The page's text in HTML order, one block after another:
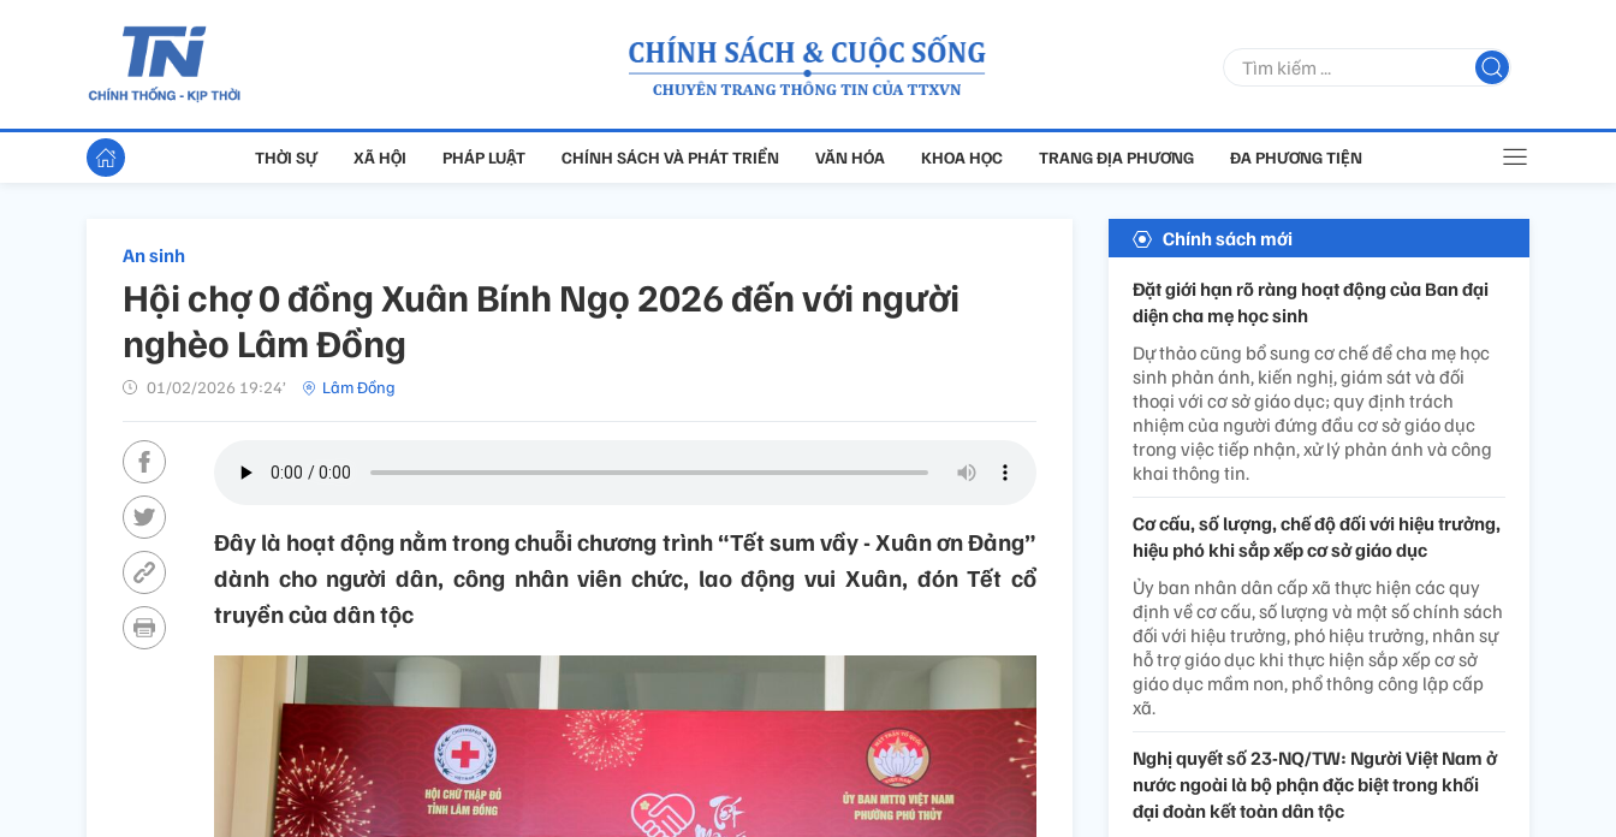
THỜI SỰ XÃ HỘI PHÁP LUẬT CHÍNH SÁCH VÀ PHÁT TRIỂN VĂN HÓA KHOA HỌC TRANG ĐỊA PHƯƠNG ĐA PHƯƠNG TIỆN
An sinh
Hội chợ 0 đồng Xuân Bính Ngọ 2026 đến với người
nghèo Lâm Đồng
01/02/2026 19:24’ Lâm Đồng
Đây là hoạt động nằm trong chuỗi chương trình “Tết sum vầy - Xuân ơn Đảng”
dành cho người dân, công nhân viên chức, lao động vui Xuân, đón Tết cổ
truyền của dân tộc
Chính sách mới
Đặt giới hạn rõ ràng hoạt động của Ban đại
diện cha mẹ học sinh
Dự thảo cũng bổ sung cơ chế để cha mẹ học
sinh phản ánh, kiến nghị, giám sát và đối
thoại với cơ sở giáo dục; quy định trách
nhiệm của người đứng đầu cơ sở giáo dục
trong việc tiếp nhận, xử lý phản ánh và công
khai thông tin.
Cơ cấu, số lượng, chế độ đối với hiệu trưởng,
hiệu phó khi sắp xếp cơ sở giáo dục
Ủy ban nhân dân cấp xã thực hiện các quy
định về cơ cấu, số lượng và một số chính sách
đối với hiệu trưởng, phó hiệu trưởng, nhân sự
hỗ trợ giáo dục khi thực hiện sắp xếp cơ sở
giáo dục mầm non, phổ thông công lập cấp
xã.
Nghị quyết số 23-NQ/TW: Người Việt Nam ở
nước ngoài là bộ phận đặc biệt trong khối
đại đoàn kết toàn dân tộc